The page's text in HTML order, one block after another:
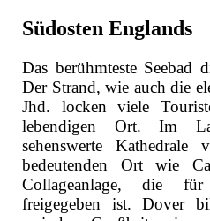
Südosten Englands
Das berühmteste Seebad
Der Strand, wie auch die
Jhd. locken viele
lebendigen Ort. Im
sehenswerte
bedeutenden Ort wie
Collageanlage, die
freigegeben ist. Dover